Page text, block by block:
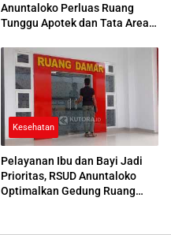
Anuntaloko Perluas Ruang
Tunggu Apotek dan Tata Area
Kesehatan
Pelayanan Ibu dan Bayi Jadi
Prioritas, RSUD Anuntaloko
Optimalkan Gedung Ruang